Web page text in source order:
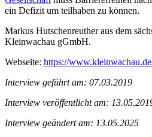
ein Defizit um teilhaben zu können.
Markus Hutschenreuther aus dem
Kleinwachau gGmbH.
Webseite: https://
Interview geführt am: 07.03.2019
Interview veröffentlicht am:
Interview geändert am: 13.05.2025